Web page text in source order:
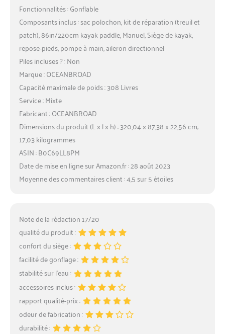
Fonctionnalités : Gonflable
Composants inclus : sac polochon, kit de réparation (treuil et
patch), 86in/220cm kayak paddle, Manuel, Siège de kayak,
repose-pieds, pompe à main, aileron directionnel
Piles incluses ? : Non
Marque : OCEANBROAD
Capacité maximale de poids : 308 Livres
Service : Mixte
Fabricant : OCEANBROAD
Dimensions du produit (L x l x h) : 320,04 x 87,38 x 22,56 cm;
17,03 kilogrammes
ASIN : B0C69LL8PM
Date de mise en ligne sur Amazon.fr : 28 août 2023
Moyenne des commentaires client : 4,5 sur 5 étoiles
Note de la rédaction 17/20
qualité du produit :
confort du siège :
facilité de gonflage :
stabilité sur l’eau :
accessoires inclus :
rapport qualité-prix :
odeur de fabrication :
durabilité :